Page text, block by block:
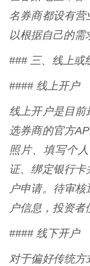
名券商都设有
以根据自己的需
### 三、线上或
#### 线上开户
线上开户是目前
选券商的官方
照片、填写个
证、绑定银行
户申请。待审
户信息，投资者
#### 线下开户
对于偏好传统方